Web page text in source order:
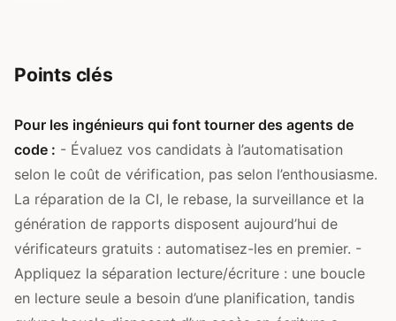
Points clés
Pour les ingénieurs qui font tourner des agents de
code : - Évaluez vos candidats à l’automatisation
selon le coût de vérification, pas selon l’enthousiasme.
La réparation de la CI, le rebase, la surveillance et la
génération de rapports disposent aujourd’hui de
vérificateurs gratuits : automatisez-les en premier. -
Appliquez la séparation lecture/écriture : une boucle
en lecture seule a besoin d’une planification, tandis